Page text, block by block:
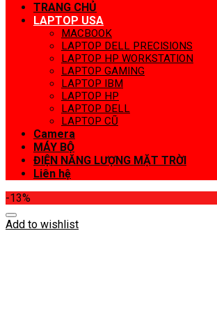
TRANG CHỦ
LAPTOP USA
MACBOOK
LAPTOP DELL PRECISIONS
LAPTOP HP WORKSTATION
LAPTOP GAMING
LAPTOP IBM
LAPTOP HP
LAPTOP DELL
LAPTOP CŨ
Camera
MÁY BỘ
ĐIỆN NĂNG LƯỢNG MẶT TRỜI
Liên hệ
-13%
Add to wishlist